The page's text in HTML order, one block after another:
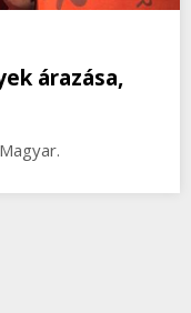
árazása,